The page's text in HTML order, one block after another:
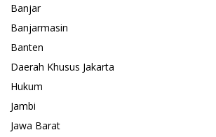
Banjar
Banjarmasin
Banten
Daerah Khusus Jakarta
Hukum
Jambi
Jawa Barat